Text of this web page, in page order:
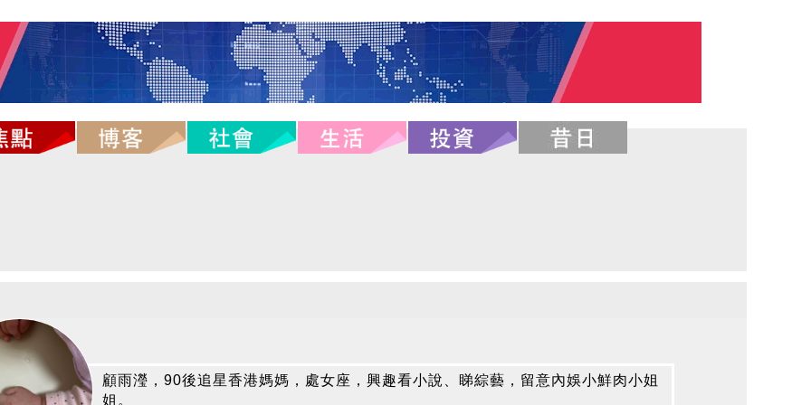
顧雨瀅，90後追星香港媽媽，處女座，興趣看小說、睇綜藝，留意內娛小鮮肉小姐
姐。